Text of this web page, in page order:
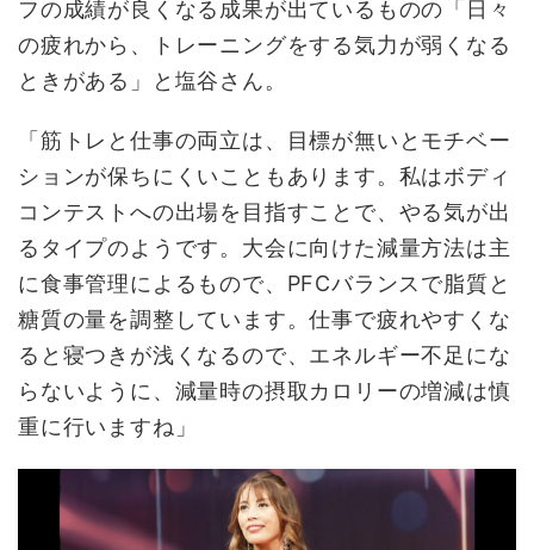
フの成績が良くなる成果が出ているものの「日々
の疲れから、トレーニングをする気力が弱くなる
ときがある」と塩谷さん。
「筋トレと仕事の両立は、目標が無いとモチベー
ションが保ちにくいこともあります。私はボディ
コンテストへの出場を目指すことで、やる気が出
るタイプのようです。大会に向けた減量方法は主
に食事管理によるもので、PFCバランスで脂質と
糖質の量を調整しています。仕事で疲れやすくな
ると寝つきが浅くなるので、エネルギー不足にな
らないように、減量時の摂取カロリーの増減は慎
重に行いますね」